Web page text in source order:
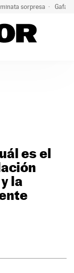
sorpresa Gafas
es el
la